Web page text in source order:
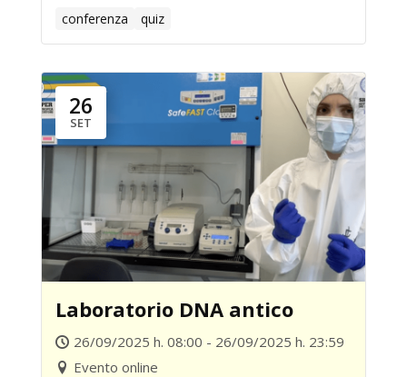
conferenza quiz
26
SET
Laboratorio DNA antico
26/09/2025 h. 08:00 - 26/09/2025 h. 23:59
Evento online